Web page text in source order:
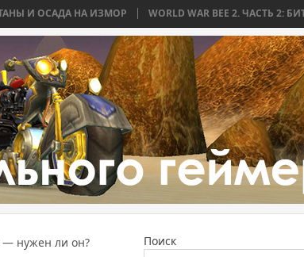
НА ИЗМОР WORLD WAR BEE 2. ЧАСТЬ 2: БИТВА ЗА ДЕЛЬВ
— нужен ли он? Поиск